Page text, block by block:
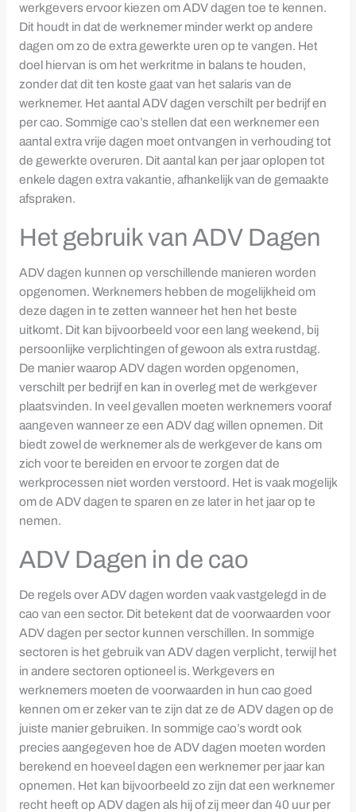
werkgevers ervoor kiezen om ADV dagen toe te kennen.
Dit houdt in dat de werknemer minder werkt op andere
dagen om zo de extra gewerkte uren op te vangen. Het
doel hiervan is om het werkritme in balans te houden,
zonder dat dit ten koste gaat van het salaris van de
werknemer. Het aantal ADV dagen verschilt per bedrijf en
per cao. Sommige cao’s stellen dat een werknemer een
aantal extra vrije dagen moet ontvangen in verhouding tot
de gewerkte overuren. Dit aantal kan per jaar oplopen tot
enkele dagen extra vakantie, afhankelijk van de gemaakte
afspraken.
Het gebruik van ADV Dagen
ADV dagen kunnen op verschillende manieren worden
opgenomen. Werknemers hebben de mogelijkheid om
deze dagen in te zetten wanneer het hen het beste
uitkomt. Dit kan bijvoorbeeld voor een lang weekend, bij
persoonlijke verplichtingen of gewoon als extra rustdag.
De manier waarop ADV dagen worden opgenomen,
verschilt per bedrijf en kan in overleg met de werkgever
plaatsvinden. In veel gevallen moeten werknemers vooraf
aangeven wanneer ze een ADV dag willen opnemen. Dit
biedt zowel de werknemer als de werkgever de kans om
zich voor te bereiden en ervoor te zorgen dat de
werkprocessen niet worden verstoord. Het is vaak mogelijk
om de ADV dagen te sparen en ze later in het jaar op te
nemen.
ADV Dagen in de cao
De regels over ADV dagen worden vaak vastgelegd in de
cao van een sector. Dit betekent dat de voorwaarden voor
ADV dagen per sector kunnen verschillen. In sommige
sectoren is het gebruik van ADV dagen verplicht, terwijl het
in andere sectoren optioneel is. Werkgevers en
werknemers moeten de voorwaarden in hun cao goed
kennen om er zeker van te zijn dat ze de ADV dagen op de
juiste manier gebruiken. In sommige cao’s wordt ook
precies aangegeven hoe de ADV dagen moeten worden
berekend en hoeveel dagen een werknemer per jaar kan
opnemen. Het kan bijvoorbeeld zo zijn dat een werknemer
recht heeft op ADV dagen als hij of zij meer dan 40 uur per